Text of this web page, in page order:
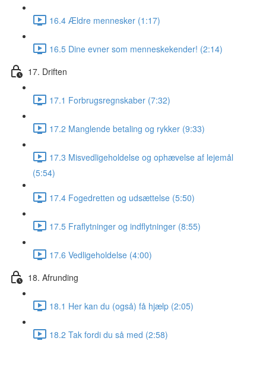
16.4 Ældre mennesker (1:17)
16.5 Dine evner som menneskekender! (2:14)
17. Driften
17.1 Forbrugsregnskaber (7:32)
17.2 Manglende betaling og rykker (9:33)
17.3 Misvedligeholdelse og ophævelse af lejemål
(5:54)
17.4 Fogedretten og udsættelse (5:50)
17.5 Fraflytninger og indflytninger (8:55)
17.6 Vedligeholdelse (4:00)
18. Afrunding
18.1 Her kan du (også) få hjælp (2:05)
18.2 Tak fordi du så med (2:58)